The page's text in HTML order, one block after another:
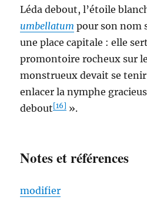
Léda debout, l’étoile
umbellatum pour son nom
une place capitale : elle
promontoire rocheux sur
monstrueux devait se
enlacer la nymphe
debout[16] ».
Notes et références
modifier